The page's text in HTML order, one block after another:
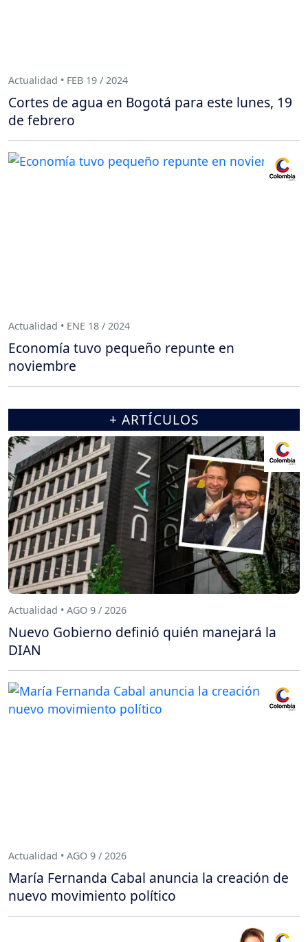
Actualidad • FEB 19 / 2024
Cortes de agua en Bogotá para este lunes, 19
de febrero
Actualidad • ENE 18 / 2024
Economía tuvo pequeño repunte en
noviembre
+ ARTÍCULOS
Actualidad • AGO 9 / 2026
Nuevo Gobierno definió quién manejará la
DIAN
Actualidad • AGO 9 / 2026
María Fernanda Cabal anuncia la creación de
nuevo movimiento político